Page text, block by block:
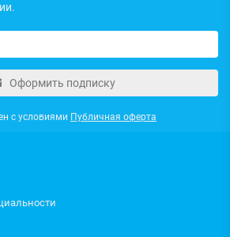
Оформить подписку
с условиями Публичная оферта